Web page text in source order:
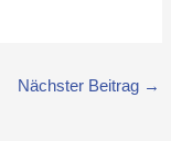
Nächster Beitrag →